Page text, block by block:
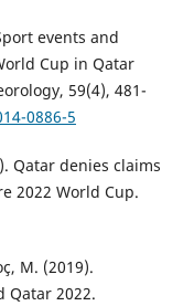
events and
Cup in Qatar
59(4), 481-
0886-5
Qatar denies claims
2022 World Cup.
M. (2019).
Qatar 2022.